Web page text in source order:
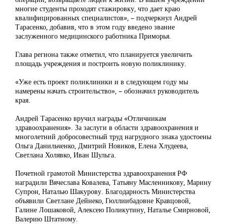
многие студенты проходят стажировку, что дает краю
квалифицированных специалистов», – подчеркнул Андрей
Тарасенко, добавив, что в этом году введено звание
заслуженного медицинского работника Приморья.
Глава региона также отметил, что планируется увеличить
площадь учреждения и построить новую поликлинику.
«Уже есть проект поликлиники и в следующем году мы
намерены начать строительство», – обозначил руководитель
края.
Андрей Тарасенко вручил награды «Отличникам
здравоохранения». За заслуги в области здравоохранения и
многолетний добросовестный труд нагрудного знака удостоены
Ольга Данильченко, Дмитрий Новиков, Елена Хлудеева,
Светлана Холявко, Иван Шульга.
Почетной грамотой Министерства здравоохранения РФ
наградили Вячеслава Ковалева, Татьяну Масленникову, Марину
Супрон, Наталью Шакурову. Благодарность Министерства
объявили Светлане Дейнеко, Гюллиибадовне Кравцовой,
Галине Лошаковой, Алексею Поликутину, Наталье Смирновой,
Валерию Штатному.